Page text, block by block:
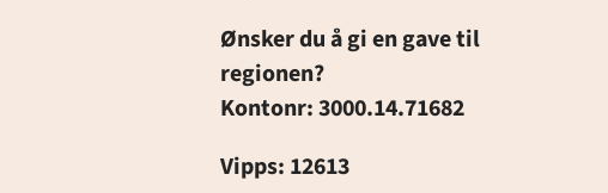
Ønsker du å gi en gave til
regionen?
Kontonr: 3000.14.71682
Vipps: 12613